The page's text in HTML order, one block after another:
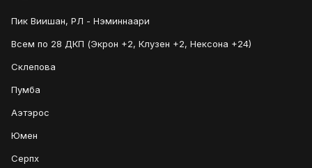
Пик Виишан, РЛ - Нэминнаари
Всем по 28 ДКП (Экрон +2, Клузен +2, Нексона +24)
Склепова
Пумба
Аэтэрос
Юмен
Серпх